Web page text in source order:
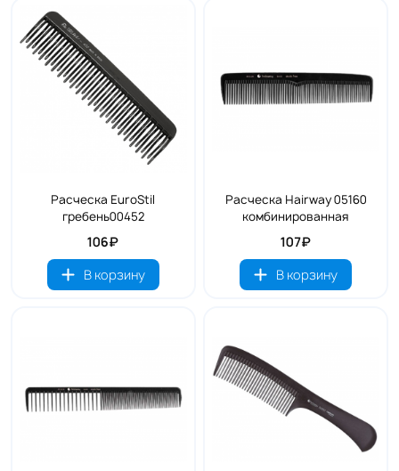
Расческа EuroStil
гребень00452
106₽
В корзину
Расческа Hairway 05160
комбинированная
107₽
В корзину